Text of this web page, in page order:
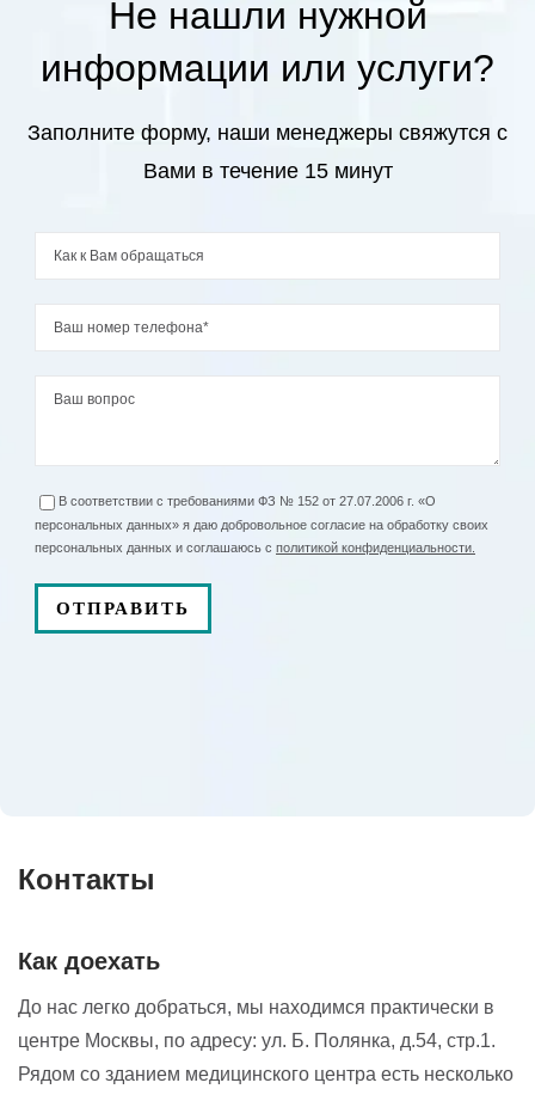
Лишний вес
Предменструальный синдром
лекарственными средствами
Введение маточного кольца 2500 ₽
Влагалищная ванночка(лечебная) 2000 ₽
Выдача обменной карты
Гистеросальпингография без стоимости
рентгенологических услуг
Диагностическое выскабливание
Извлечение маточного кольца 2200
Комплексная санация (индивидуально
подобранная)
Расширенная видеокольпоскопия с
Не нашли нужной
информации или услуги?
Заполните форму, наши менеджеры свяжутся с
Вами в течение 15 минут
В соответствии с требованиями ФЗ № 152 от 27.07.2006 г. «О
персональных данных» я даю добровольное согласие на обработку своих
персональных данных и соглашаюсь с политикой конфиденциальности.
Контакты
Как доехать
До нас легко добраться, мы находимся практически в
центре Москвы, по адресу: ул. Б. Полянка, д.54, стр.1.
Рядом со зданием медицинского центра есть несколько